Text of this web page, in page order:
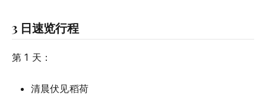
3 日速览行程
第 1 天：
清晨伏见稻荷